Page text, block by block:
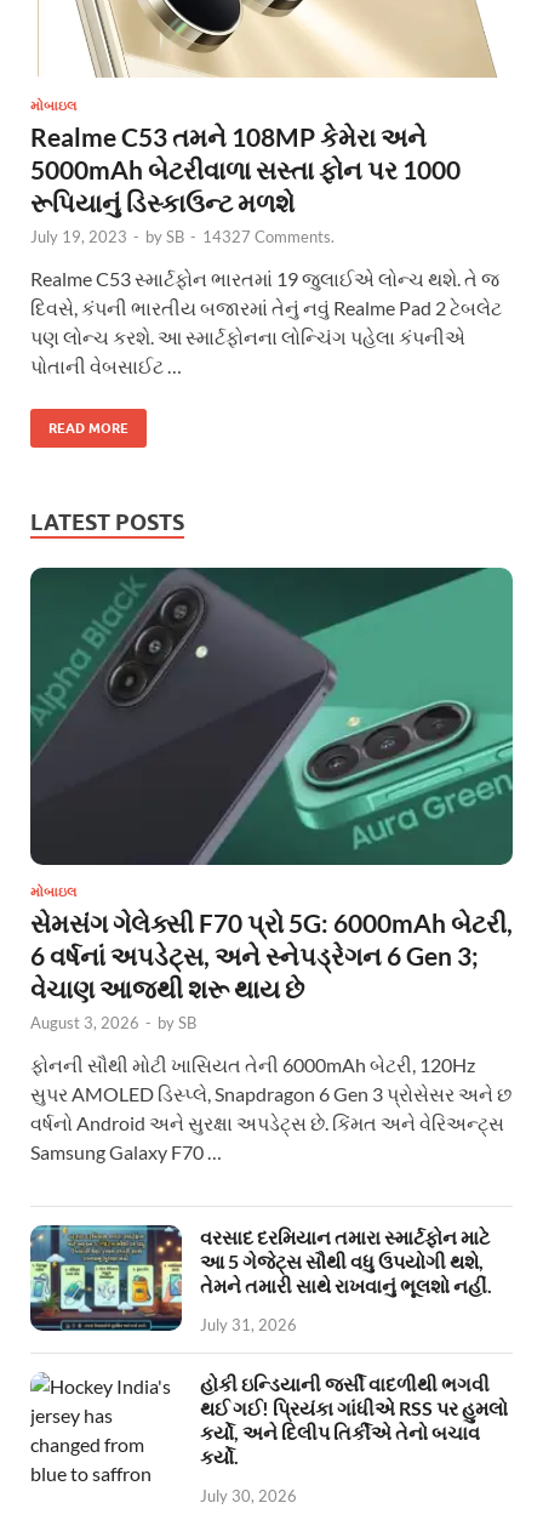
મોબાઇલ
Realme C53 તમને 108MP કેમેરા અને
5000mAh બેટરીવાળા સસ્તા ફોન પર 1000
રૂપિયાનું ડિસ્કાઉન્ટ મળશે
July 19, 2023 - bySB - 14327 Comments.
Realme C53 સ્માર્ટફોન ભારતમાં 19 જુલાઈએ લોન્ચ થશે. તે જ
દિવસે, કંપની ભારતીય બજારમાં તેનું નવું Realme Pad 2 ટેબલેટ
પણ લોન્ચ કરશે. આ સ્માર્ટફોનના લોન્ચિંગ પહેલા કંપનીએ
પોતાની વેબસાઈટ …
READ MORE
LATEST POSTS
મોબાઇલ
સેમસંગ ગેલેક્સી F70 પ્રો 5G: 6000mAh બેટરી,
6 વર્ષનાં અપડેટ્સ, અને સ્નેપડ્રેગન 6 Gen 3;
વેચાણ આજથી શરૂ થાય છે
August 3, 2026 - bySB
ફોનની સૌથી મોટી ખાસિયત તેની 6000mAh બેટરી, 120Hz
સુપર AMOLED ડિસ્પ્લે, Snapdragon 6 Gen 3 પ્રોસેસર અને છ
વર્ષનો Android અને સુરક્ષા અપડેટ્સ છે. કિંમત અને વેરિઅન્ટ્સ
Samsung Galaxy F70 …
વરસાદ દરમિયાન તમારા સ્માર્ટફોન માટે
આ 5 ગેજેટ્સ સૌથી વધુ ઉપયોગી થશે,
તેમને તમારી સાથે રાખવાનું ભૂલશો નહીં.
July 31, 2026
હોકી ઇન્ડિયાની જર્સી વાદળીથી ભગવી
થઈ ગઈ! પ્રિયંકા ગાંધીએ RSS પર હુમલો
કર્યો, અને દિલીપ તિર્કીએ તેનો બચાવ
કર્યો.
July 30, 2026